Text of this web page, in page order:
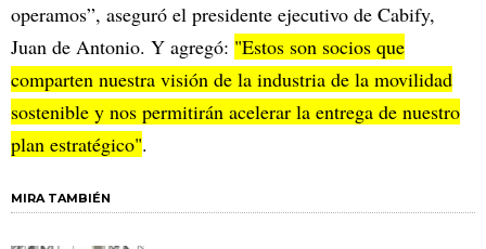
operamos”, aseguró el presidente ejecutivo de Cabify,
Juan de Antonio. Y agregó: "Estos son socios que
comparten nuestra visión de la industria de la movilidad
sostenible y nos permitirán acelerar la entrega de nuestro
plan estratégico".
MIRA TAMBIÉN